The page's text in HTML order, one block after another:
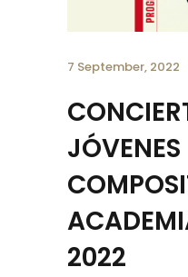
7 September, 2022
JÓVENES
2022